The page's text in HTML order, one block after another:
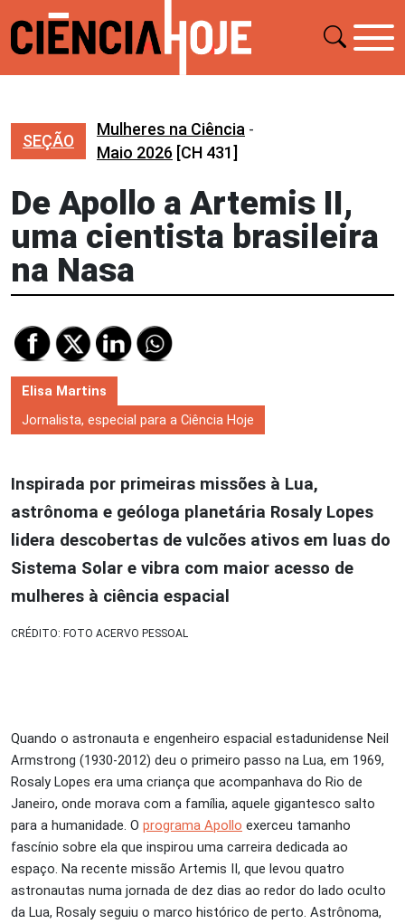
SEÇÃO
Mulheres na Ciência -
Maio 2026 [CH 431]
De Apollo a Artemis II,
uma cientista brasileira
na Nasa
Elisa Martins
Jornalista, especial para a Ciência Hoje
Inspirada por primeiras missões à Lua,
astrônoma e geóloga planetária Rosaly Lopes
lidera descobertas de vulcões ativos em luas do
Sistema Solar e vibra com maior acesso de
mulheres à ciência espacial
CRÉDITO: FOTO ACERVO PESSOAL
Quando o astronauta e engenheiro espacial estadunidense Neil
Armstrong (1930-2012) deu o primeiro passo na Lua, em 1969,
Rosaly Lopes era uma criança que acompanhava do Rio de
Janeiro, onde morava com a família, aquele gigantesco salto
para a humanidade. O programa Apollo exerceu tamanho
fascínio sobre ela que inspirou uma carreira dedicada ao
espaço. Na recente missão Artemis II, que levou quatro
astronautas numa jornada de dez dias ao redor do lado oculto
da Lua, Rosaly seguiu o marco histórico de perto. Astrônoma,